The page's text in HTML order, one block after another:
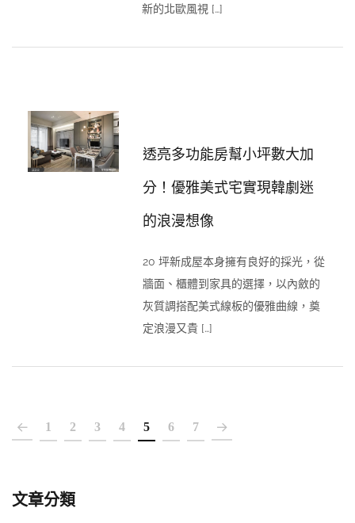
新的北歐風視 […]
透亮多功能房幫小坪數大加
分！優雅美式宅實現韓劇迷
的浪漫想像
20 坪新成屋本身擁有良好的採光，從
牆面、櫃體到家具的選擇，以內斂的
灰質調搭配美式線板的優雅曲線，奠
定浪漫又貴 […]
1 2 3 4 5 6 7
文章分類